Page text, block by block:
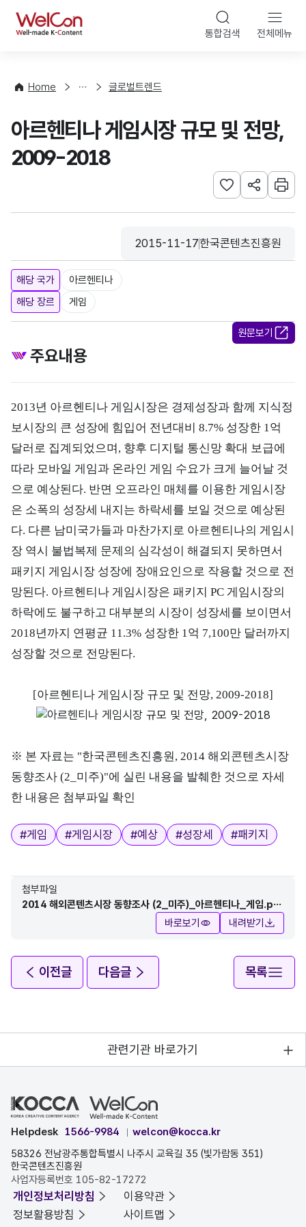
WelCon 통합검색 전체메뉴
Home
향
계
글로벌트렌드
아르헨티나 게임시장 규모 및 전망,
2009-2018
관심사 등록하기
URL 공유하
인쇄
등록일
2015-11-17
수집기관
한국콘텐츠진흥원
해당 국가
아르헨티나
해당 장르
게임
원문보기
주요내용
2013년 아르헨티나 게임시장은 경제성장과 함께 지식정
보시장의 큰 성장에 힘입어 전년대비 8.7% 성장한 1억
달러로 집계되었으며, 향후 디지털 통신망 확대 보급에
따라 모바일 게임과 온라인 게임 수요가 크게 늘어날 것
으로 예상된다. 반면 오프라인 매체를 이용한 게임시장
은 소폭의 성장세 내지는 하락세를 보일 것으로 예상된
다. 다른 남미국가들과 마찬가지로 아르헨티나의 게임시
장 역시 불법복제 문제의 심각성이 해결되지 못하면서
패키지 게임시장 성장에 장애요인으로 작용할 것으로 전
망된다. 아르헨티나 게임시장은 패키지 PC 게임시장의
하락에도 불구하고 대부분의 시장이 성장세를 보이면서
2018년까지 연평균 11.3% 성장한 1억 7,100만 달러까지
성장할 것으로 전망된다.
[아르헨티나 게임시장 규모 및 전망, 2009-2018]
※ 본 자료는 "한국콘텐츠진흥원, 2014 해외콘텐츠시장
동향조사 (2_미주)"에 실린 내용을 발췌한 것으로 자세
한 내용은 첨부파일 확인
태그
#게임 #게임시장 #예상 #성장세 #패키지
첨부파일
2014 해외콘텐츠시장 동향조사 (2_미주)_아르헨티나_게임.pd
바로보기 내려받기
이전글 다음글 목록
관련기관 바로가기
Helpdesk 1566-9984
welcon@kocca.kr
58326 전남광주통합특별시 나주시 교육길 35 (빛가람동 351)
한국콘텐츠진흥원
사업자등록번호 105-82-17272
개인정보처리방침
이용약관
정보활용방침
사이트맵